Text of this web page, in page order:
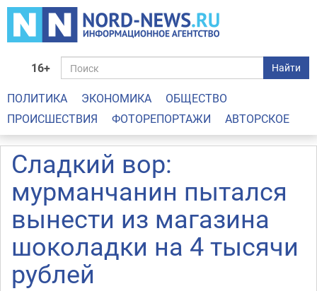
16+ Найти
ПОЛИТИКА ЭКОНОМИКА
ОБЩЕСТВО
ПРОИСШЕСТВИЯ
ФОТОРЕПОРТАЖИ АВТОРСКОЕ
Сладкий вор:
мурманчанин пытался
вынести из магазина
шоколадки на 4 тысячи
рублей